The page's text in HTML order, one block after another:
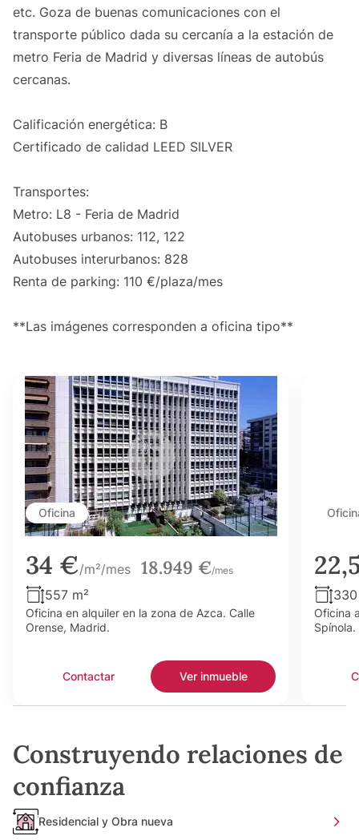
etc. Goza de buenas comunicaciones con el
transporte público dada su cercanía a la estación de
metro Feria de Madrid y diversas líneas de autobús
cercanas.
Calificación energética: B
Certificado de calidad LEED SILVER
Transportes:
Metro: L8 - Feria de Madrid
Autobuses urbanos: 112, 122
Autobuses interurbanos: 828
Renta de parking: 110 €/plaza/mes
**Las imágenes corresponden a oficina tipo**
Oficina
34 €/m²/mes 18.949 €/mes
557 m²
Oficina en alquiler en la zona de Azca. Calle
Orense, Madrid.
Contactar Ver inmueble
Oficina
Spínola.
Construyendo relaciones de
confianza
Residencial y Obra nueva